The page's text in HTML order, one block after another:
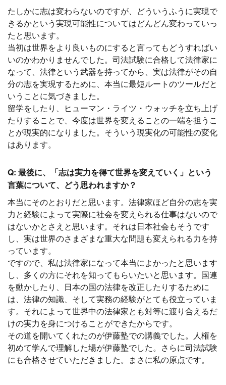
たしかに志は変わらないのですが、どういうふうに実現で
きるかという実現可能性についてはどんどん変わっていっ
たと思います。
当初は世界をより良いものにすると言ってもどうすればい
いのかわかりませんでした。司法試験に合格して法律家に
なって、法律という武器を持ってから、実は法律がその自
分の志を実現するために、本当に最短ルートのツールだと
いうことに気づきました。
留学をしたり、ヒューマン・ライツ・ウォッチを立ち上げ
たりすることで、今度は世界を変えることの一端を担うこ
とが現実的になりました。そういう現実化の可能性の変化
はあります。
Q: 最後に、「志は実力を得て世界を変えていく」という
言葉について、どう思われますか？
本当にそのとおりだと思います。法律家ほど自分の志を実
力と経験によって実際に社会を変えられる仕事はないので
はないかとさえと思います。それは日本社会もそうです
し、実は世界のさまざまな重大な問題も変えられる力を持
っています。
ですので、私は法律家になって本当によかったと思います
し、多くの方にそれを知ってもらいたいと思います。国連
を動かしたり、日本の国の法律を改正したりするために
は、法律の知識、そして実務の経験がとても役立っていま
す。それによって世界中の法律家とも対等に渡り合えるだ
けの実力を身につけることができたからです。
その道を開いてくれたのが伊藤塾での講義でした。人権を
初めて学んで理解した場が伊藤塾でした。さらに司法試験
にも合格させていただきました。まさに私の原点です。